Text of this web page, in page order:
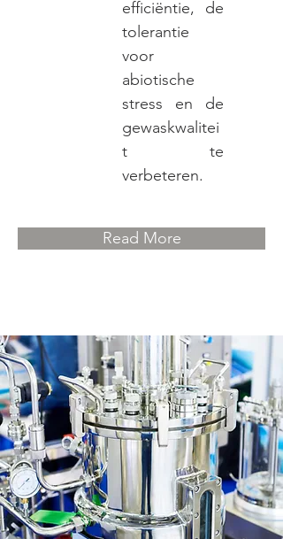
efficiëntie, de
tolerantie
voor
abiotische
stress en de
gewaskwalitei
t te
verbeteren.
Read More